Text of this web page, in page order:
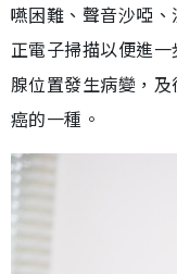
嚥困難、聲音沙啞
正電子掃描以便進
腺位置發生病變，
癌的一種。